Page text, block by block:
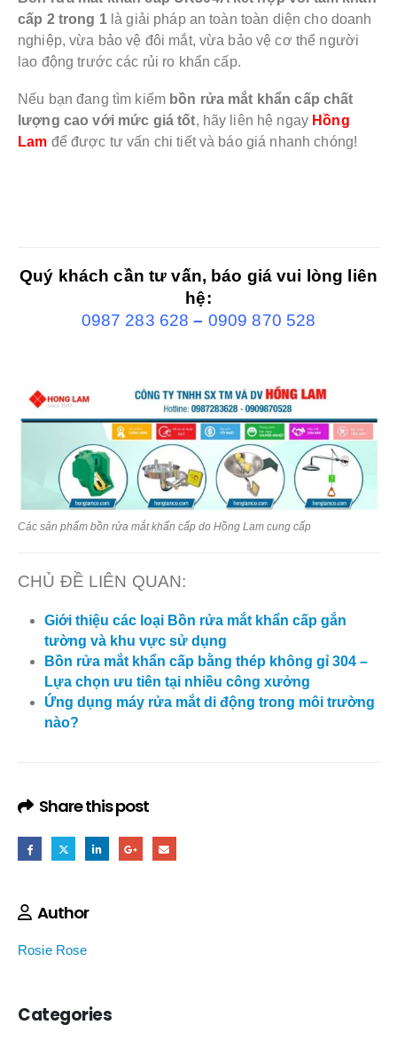
cấp 2 trong 1là giải pháp an toàn toàn diện cho doanh
nghiệp, vừa bảo vệ đôi mắt, vừa bảo vệ cơ thể người
lao động trước các rủi ro khẩn cấp.
Nếu bạn đang tìm kiếm bồn rửa mắt khẩn cấp chất
lượng cao với mức giá tốt, hãy liên hệ ngay Hồng
Lam để được tư vấn chi tiết và báo giá nhanh chóng!
Quý khách cần tư vấn, báo giá vui lòng liên
hệ:
0987 283 628 – 0909 870 528
Các sản phẩm bồn rửa mắt khẩn cấp do Hồng Lam cung cấp
CHỦ ĐỀ LIÊN QUAN:
Giới thiệu các loại Bồn rửa mắt khẩn cấp gắn
tường và khu vực sử dụng
Bồn rửa mắt khẩn cấp bằng thép không gỉ 304 –
Lựa chọn ưu tiên tại nhiều công xưởng
Ứng dụng máy rửa mắt di động trong môi trường
nào?
Share this post
Author
Rosie Rose
Categories